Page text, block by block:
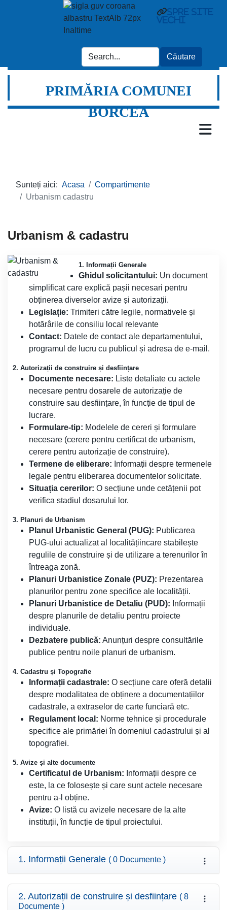
spre site
vechi
PRIMĂRIA COMUNEI
BORCEA
Sunteți aici: Acasa
Compartimente
Urbanism cadastru
Urbanism & cadastru
1. Informații Generale
Ghidul solicitantului: Un document
simplificat care explică pașii necesari pentru
obținerea diverselor avize și autorizații.
Legislație: Trimiteri către legile, normativele și
hotărârile de consiliu local relevante
Contact: Datele de contact ale departamentului,
programul de lucru cu publicul și adresa de e-mail.
2. Autorizații de construire și desființare
Documente necesare: Liste detaliate cu actele
necesare pentru dosarele de autorizație de
construire sau desființare, în funcție de tipul de
lucrare.
Formulare-tip: Modelele de cereri și formulare
necesare (cerere pentru certificat de urbanism,
cerere pentru autorizație de construire).
Termene de eliberare: Informații despre termenele
legale pentru eliberarea documentelor solicitate.
Situația cererilor: O secțiune unde cetățenii pot
verifica stadiul dosarului lor.
3. Planuri de Urbanism
Planul Urbanistic General (PUG): Publicarea
PUG-ului actualizat al localitățiincare stabilește
regulile de construire și de utilizare a terenurilor în
întreaga zonă.
Planuri Urbanistice Zonale (PUZ): Prezentarea
planurilor pentru zone specifice ale localității.
Planuri Urbanistice de Detaliu (PUD): Informații
despre planurile de detaliu pentru proiecte
individuale.
Dezbatere publică: Anunțuri despre consultările
publice pentru noile planuri de urbanism.
4. Cadastru și Topografie
Informații cadastrale: O secțiune care oferă detalii
despre modalitatea de obținere a documentațiilor
cadastrale, a extraselor de carte funciară etc.
Regulament local: Norme tehnice și procedurale
specifice ale primăriei în domeniul cadastrului și al
topografiei.
5. Avize și alte documente
Certificatul de Urbanism: Informații despre ce
este, la ce folosește și care sunt actele necesare
pentru a-l obține.
Avize: O listă cu avizele necesare de la alte
instituții, în funcție de tipul proiectului.
1. Informații Generale ( 0 Documente )
2. Autorizații de construire și desființare ( 8
Documente )